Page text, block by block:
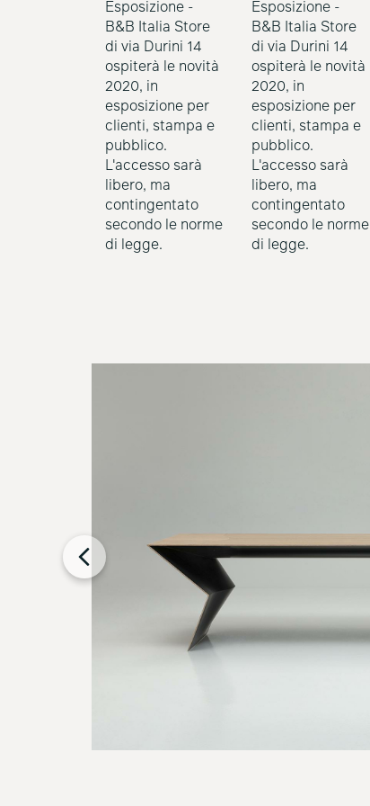
Esposizione -
B&B Italia Store
di via Durini 14
ospiterà le novità
2020, in
esposizione per
clienti, stampa e
pubblico.
L'accesso sarà
libero, ma
contingentato
secondo le norme
di legge.
Esposizione -
B&B Italia Store
di via Durini 14
ospiterà le novità
2020, in
esposizione per
clienti, stampa e
pubblico.
L'accesso sarà
libero, ma
contingentato
secondo le norme
di legge.